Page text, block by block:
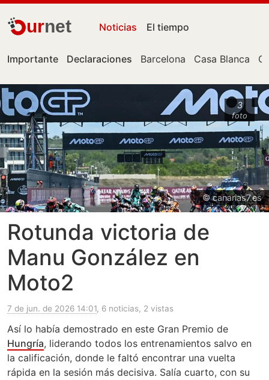
urnet Noticias El tiempo
Importante Declaraciones Barcelona Casa Blanca
3
foto
© canarias7.es
Rotunda victoria de
Manu González en
Moto2
7 de jun. de 2026 14:01, 6 noticias, 2 vistas
Así lo había demostrado en este Gran Premio de
Hungría, liderando todos los entrenamientos salvo en
la calificación, donde le faltó encontrar una vuelta
rápida en la sesión más decisiva. Salía cuarto, con su